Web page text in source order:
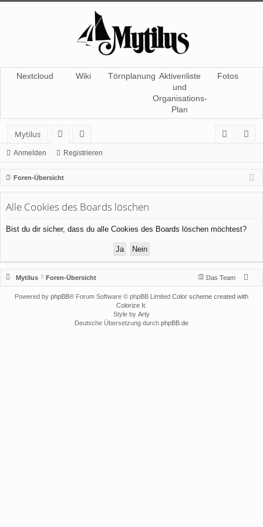
Nextcloud Wiki Törnplanung Aktivenliste
und
Organisations-
Plan
Fotos
Mytilus
or
en
itg
lie
de
m
el
n
ist
rie
n
Anmelden Registrieren
Foren-Übersicht
Alle Cookies des Boards löschen
Bist du dir sicher, dass du alle Cookies des Boards löschen möchtest?
Mytilus Foren-Übersicht Das Team
Powered by phpBB® Forum Software © phpBB Limited Color scheme created with
Colorize It
Style by Arty
Deutsche Übersetzung durch phpBB.de